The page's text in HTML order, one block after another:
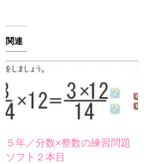
関連
５年／分数×整数の練習問題
ソフト２本目